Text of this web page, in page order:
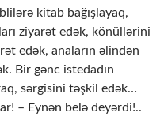
kitab bağışlayaq,
ziyarət edək, könüllərini
edək, anaların əlindən
Bir gənc istedadın
sərgisini təşkil edək…
– Eynən belə deyərdi!..